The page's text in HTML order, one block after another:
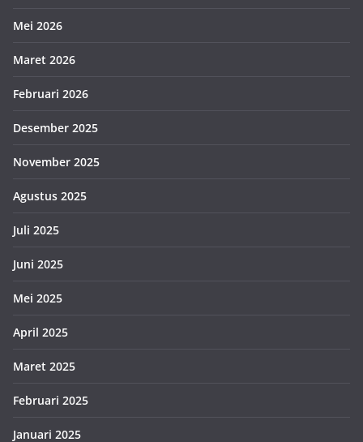
Mei 2026
Maret 2026
Februari 2026
Desember 2025
November 2025
Agustus 2025
Juli 2025
Juni 2025
Mei 2025
April 2025
Maret 2025
Februari 2025
Januari 2025